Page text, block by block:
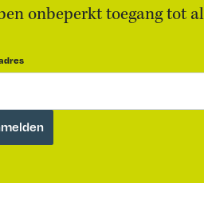
onbeperkt toegang tot